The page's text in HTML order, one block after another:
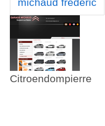
michaud frederic
Citroendompierre